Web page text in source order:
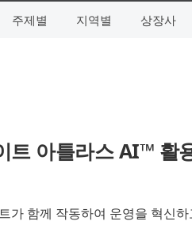
주제별 지역별 상장사
트 아틀라스 AI™ 활
가 함께 작동하여 운영을 혁신